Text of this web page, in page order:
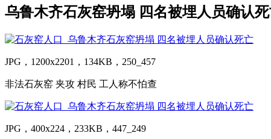
乌鲁木齐石灰窑坍塌 四名被埋人员确认
JPG，1200x2201，134KB，250_457
非法石灰窑 夹攻 村民 工人称不怕查
JPG，400x224，233KB，447_249